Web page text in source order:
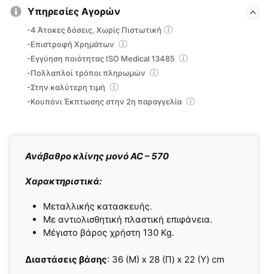
Ανάβαθρο κλίνης μονό AC – 570
Χαρακτηριστικά:
Μεταλλικής κατασκευής.
Με αντιολισθητική πλαστική επιφάνεια.
Μέγιστο βάρος χρήστη 130 Kg.
Διαστάσεις βάσης: 36 (Μ) x 28 (Π) x 22 (Υ) cm
Υπηρεσίες Αγορών
-4 Άτοκες δόσεις, Χωρίς Πιστωτική
-Επιστροφή Χρημάτων
-Εγγύηση ποιότητας ISO Medical 13485
-Πολλαπλοί τρόποι πληρωμών
-Στην καλύτερη τιμή
-Κουπόνι Έκπτωσης στην 2η παραγγελία